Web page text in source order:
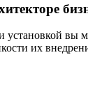
их